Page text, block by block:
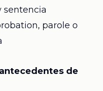
sentencia
parole o
de